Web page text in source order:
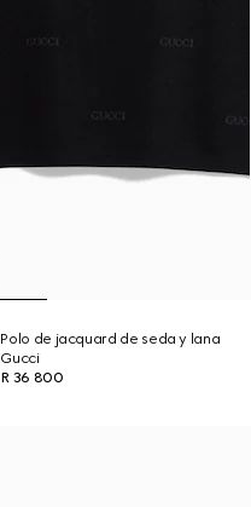
Polo de jacquard de seda y lana
Gucci
R 36 800